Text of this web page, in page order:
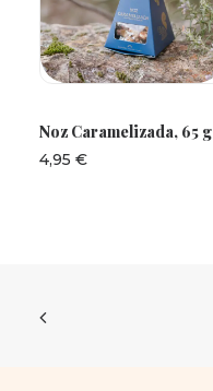
Noz Caramelizada, 65 g
4,95 €